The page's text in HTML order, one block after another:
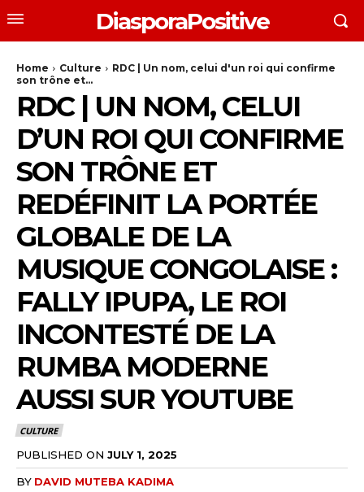
DiasporaPositive
Home Culture
RDC | Un nom, celui d'un roi qui confirme
son trône et...
RDC | UN NOM, CELUI
D’UN ROI QUI CONFIRME
SON TRÔNE ET
REDÉFINIT LA PORTÉE
GLOBALE DE LA
MUSIQUE CONGOLAISE :
FALLY IPUPA, LE ROI
INCONTESTÉ DE LA
RUMBA MODERNE
AUSSI SUR YOUTUBE
CULTURE
PUBLISHED ON JULY 1, 2025
BY DAVID MUTEBA KADIMA